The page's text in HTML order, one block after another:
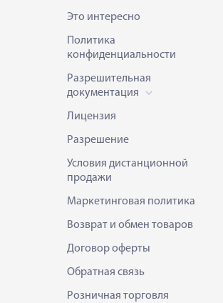
Это интересно
Политика
конфиденциальности
Разрешительная
документация
Лицензия
Разрешение
Условия дистанционной
продажи
Маркетинговая политика
Возврат и обмен товаров
Договор оферты
Обратная связь
Розничная торговля